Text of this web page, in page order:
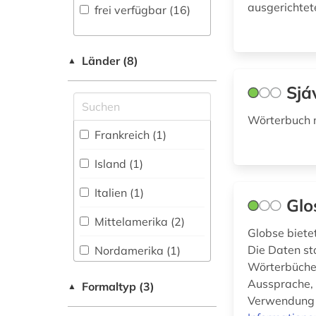
Physik (0)
Psychologie (0)
Rechtswissenschaft
(0)
Technik (0)
Theologie und
Religionswissenschaften
medienwissenschaft
meerestier (1)
migration (1)
n-gramm (1)
niederländisch (3)
nordamerika (1)
norwegisch (3)
frei verfügbar (16)
▲ Länder (8)
Frankreich (1)
Island (1)
Italien (1)
Mittelamerika (2)
Nordamerika (1)
Portugal (4)
Spanien (1)
▲ Formaltyp (3)
Wörterbuch
Globse
Die Daten